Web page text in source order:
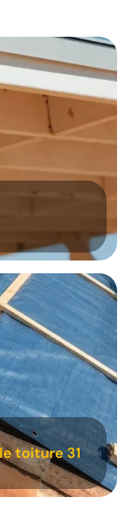
toiture 31